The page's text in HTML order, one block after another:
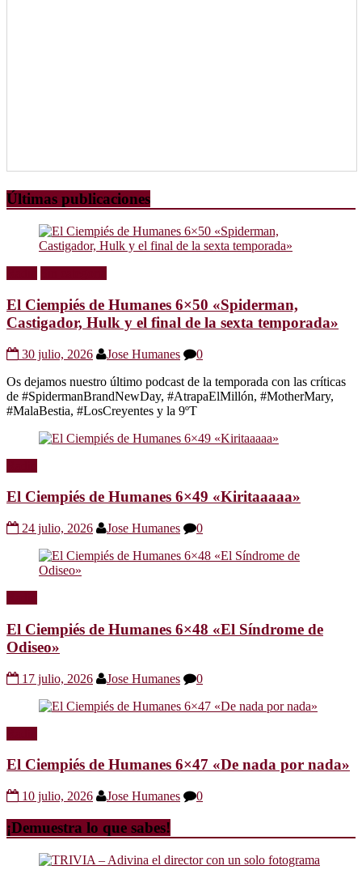
Últimas publicaciones
El Ciempiés de Humanes 6×50 «Spiderman,
Castigador, Hulk y el final de la sexta temporada»
30 julio, 2026 Jose Humanes
0
Os dejamos nuestro último podcast de la temporada con las críticas
de #SpidermanBrandNewDay, #AtrapaElMillón, #MotherMary,
#MalaBestia, #LosCreyentes y la 9ºT
El Ciempiés de Humanes 6×49 «Kiritaaaaa»
24 julio, 2026 Jose Humanes 0
El Ciempiés de Humanes 6×48 «El Síndrome de
Odiseo»
17 julio, 2026 Jose Humanes 0
El Ciempiés de Humanes 6×47 «De nada por nada»
10 julio, 2026 Jose Humanes 0
¡Demuestra lo que sabes!